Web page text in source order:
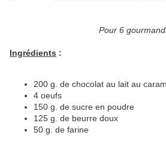
Pour 6
Ingrédients :
200 g. de chocolat au lait au
4 oeufs
150 g. de sucre en poudre
125 g. de beurre doux
50 g. de farine